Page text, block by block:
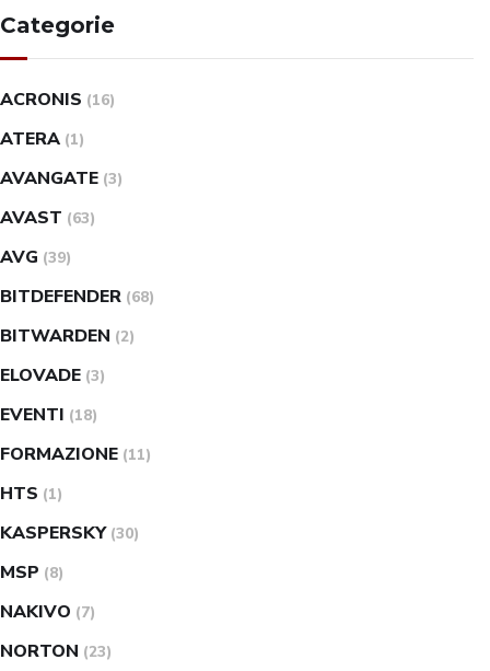
Categorie
ACRONIS (16)
ATERA (1)
AVANGATE (3)
AVAST (63)
AVG (39)
BITDEFENDER (68)
BITWARDEN (2)
ELOVADE (3)
EVENTI (18)
FORMAZIONE (11)
HTS (1)
KASPERSKY (30)
MSP (8)
NAKIVO (7)
NORTON (23)